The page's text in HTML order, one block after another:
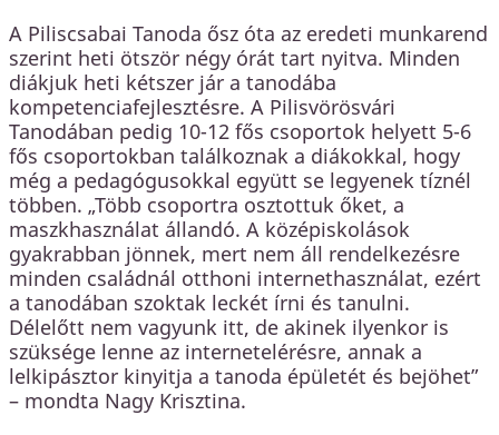
A Piliscsabai Tanoda ősz óta az eredeti munkarend
szerint heti ötször négy órát tart nyitva. Minden
diákjuk heti kétszer jár a tanodába
kompetenciafejlesztésre. A Pilisvörösvári
Tanodában pedig 10-12 fős csoportok helyett 5-6
fős csoportokban találkoznak a diákokkal, hogy
még a pedagógusokkal együtt se legyenek tíznél
többen. „Több csoportra osztottuk őket, a
maszkhasználat állandó. A középiskolások
gyakrabban jönnek, mert nem áll rendelkezésre
minden családnál otthoni internethasználat, ezért
a tanodában szoktak leckét írni és tanulni.
Délelőtt nem vagyunk itt, de akinek ilyenkor is
szüksége lenne az internetelérésre, annak a
lelkipásztor kinyitja a tanoda épületét és bejöhet”
– mondta Nagy Krisztina.